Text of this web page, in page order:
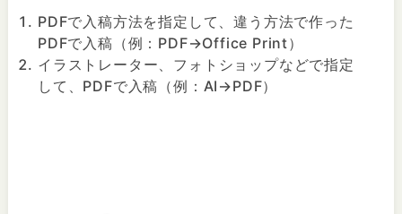
PDFで入稿方法を指定して、違う方法で作った
PDFで入稿（例：PDF→Office Print）
イラストレーター、フォトショップなどで指定
して、PDFで入稿（例：AI→PDF）